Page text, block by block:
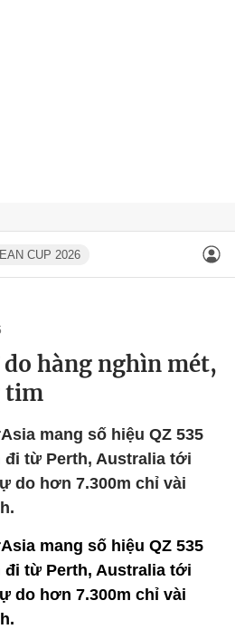
CUP 2026
hàng nghìn mét,
tim
mang số hiệu QZ 535
đi từ Perth, Australia tới
do hơn 7.300m chỉ vài
mang số hiệu QZ 535
đi từ Perth, Australia tới
do hơn 7.300m chỉ vài